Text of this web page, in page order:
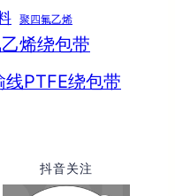
聚四氟乙烯
烯绕包带
线PTFE绕包带
抖音关注